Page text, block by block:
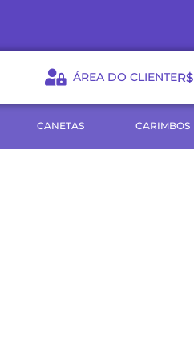
ÁREA DO CLIENTER$
CANETAS CARIMBOS